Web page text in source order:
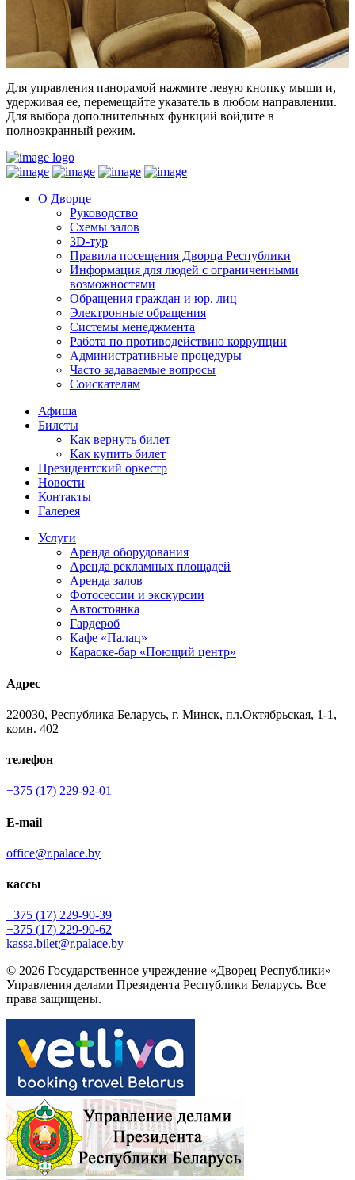
Для управления панорамой нажмите левую кнопку мыши и,
удерживая ее, перемещайте указатель в любом направлении.
Для выбора дополнительных функций войдите в
полноэкранный режим.
О Дворце
Руководство
Схемы залов
3D-тур
Правила посещения Дворца Республики
Информация для людей с ограниченными
возможностями
Обращения граждан и юр. лиц
Электронные обращения
Системы менеджмента
Работа по противодействию коррупции
Административные процедуры
Часто задаваемые вопросы
Соискателям
Афиша
Билеты
Как вернуть билет
Как купить билет
Президентский оркестр
Новости
Контакты
Галерея
Услуги
Аренда оборудования
Аренда рекламных площадей
Аренда залов
Фотосессии и экскурсии
Автостоянка
Гардероб
Кафе «Палац»
Караоке-бар «Поющий центр»
Адрес
220030, Республика Беларусь, г. Минск, пл.Октябрьская, 1-1,
комн. 402
телефон
+375 (17) 229-92-01
E-mail
office@r.palace.by
кассы
+375 (17) 229-90-39
+375 (17) 229-90-62
kassa.bilet@r.palace.by
© 2026 Государственное учреждение «Дворец Республики»
Управления делами Президента Республики Беларусь. Все
права защищены.